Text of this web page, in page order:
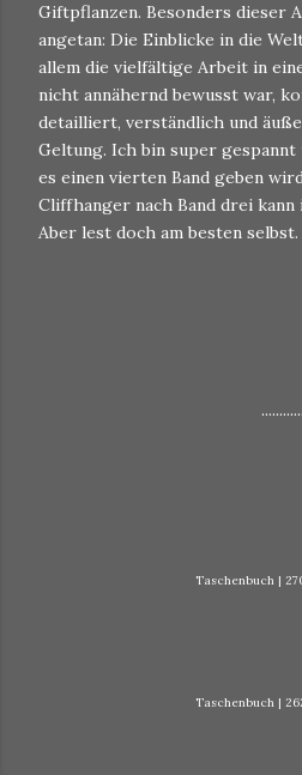
Giftpflanzen. Besonders dieser
angetan: Die Einblicke in die
allem die vielfältige Arbeit in
nicht annähernd bewusst war,
detailliert, verständlich und
Geltung. Ich bin super gespannt
es einen vierten Band geben
Cliffhanger nach Band drei
Aber lest doch am besten selbst.
Taschenbuch |
Taschenbuch |